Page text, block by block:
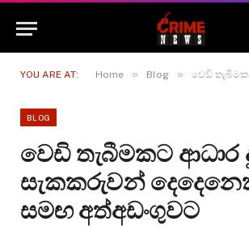
YOU ARE AT: Home » Blog » වෙඩි තැබීමකට ආධාර දුන්
BLOG
වෙඩි තැබීමකට ආධාර
සැකකරුවන්
සමඟ අත්අඩංගුවට